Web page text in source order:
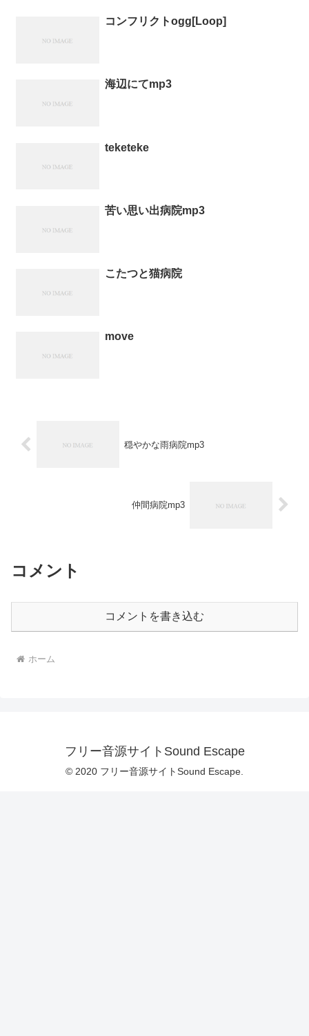
コンフリクトogg[Loop]
海辺にてmp3
teketeke
苦い思い出病院mp3
こたつと猫病院
move
穏やかな雨病院mp3
仲間病院mp3
コメント
コメントを書き込む
ホーム
フリー音源サイトSound Escape
© 2020 フリー音源サイトSound Escape.